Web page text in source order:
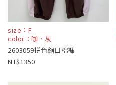
size：F
color：咖、灰
2603059拼色縮口棉褲
1350